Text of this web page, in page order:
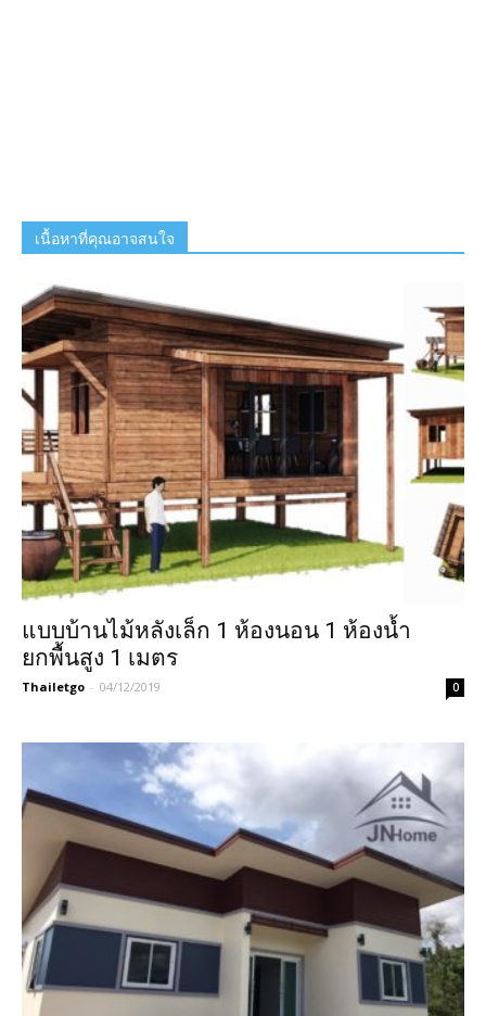
เนื้อหาที่คุณอาจสนใจ
แบบบ้านไม้หลังเล็ก 1 ห้องนอน 1 ห้องน้ำ
ยกพื้นสูง 1 เมตร
Thailetgo - 04/12/2019 0